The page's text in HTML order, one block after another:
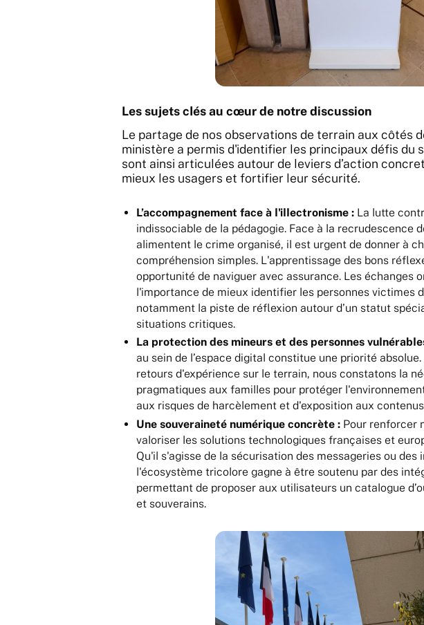
Les sujets clés au cœur de notre discussion
Le partage de nos observations de terrain aux côtés
ministère a permis d'identifier les principaux défis du
sont ainsi articulées autour de leviers d’action
mieux les usagers et fortifier leur sécurité.
L’accompagnement face à l'illectronisme : La lutte
indissociable de la pédagogie. Face à la recrudescence
alimentent le crime organisé, il est urgent de donner à
compréhension simples. L'apprentissage des bons
opportunité de naviguer avec assurance. Les échanges
l'importance de mieux identifier les personnes victimes
notamment la piste de réflexion autour d’un statut
situations critiques.
La protection des mineurs et des personnes
au sein de l’espace digital constitue une priorité
retours d'expérience sur le terrain, nous constatons la
pragmatiques aux familles pour protéger
aux risques de harcèlement et d'exposition aux
Une souveraineté numérique concrète : Pour renforcer
valoriser les solutions technologiques françaises et
Qu'il s'agisse de la sécurisation des messageries ou
l'écosystème tricolore gagne à être soutenu par des
permettant de proposer aux utilisateurs un catalogue
et souverains.